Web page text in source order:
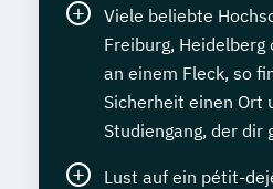
Viele beliebte
Freiburg,
an einem Fleck, so
Sicherheit einen Ort
Studiengang, der dir
Lust auf ein pétit-